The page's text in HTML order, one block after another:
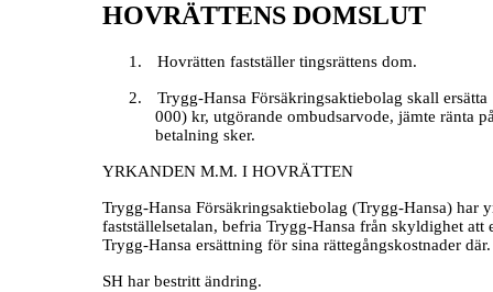
HOVRÄTTENS DOMSLUT
1. Hovrätten fastställer tingsrättens dom.
2.
Trygg-Hansa Försäkringsaktiebolag skall
000) kr, utgörande ombudsarvode, jämte ränta
betalning sker.
YRKANDEN M.M. I HOVRÄTTEN
Trygg-Hansa Försäkringsaktiebolag (Trygg-Hansa)
fastställelsetalan, befria Trygg-Hansa från skyldighet
Trygg-Hansa ersättning för sina rättegångskostnader där.
SH har bestritt ändring.